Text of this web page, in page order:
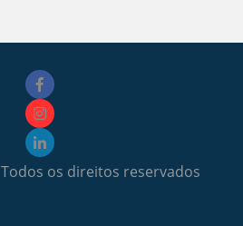
Todos os direitos reservados